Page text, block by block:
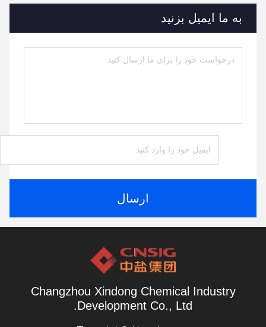
به ما ایمیل بزنید
ارسال
Changzhou Xindong Chemical Industry
Development Co., Ltd.